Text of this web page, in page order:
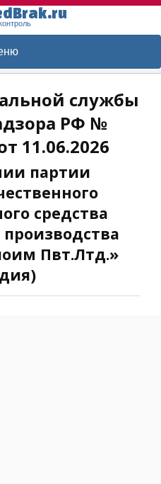
службы
РФ №
11.06.2026
партии
средства
Пвт.Лтд.»